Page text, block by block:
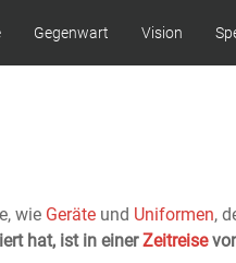
Gegenwart Vision
wie Geräte und Uniformen,
hat, ist in einer Zeitreise